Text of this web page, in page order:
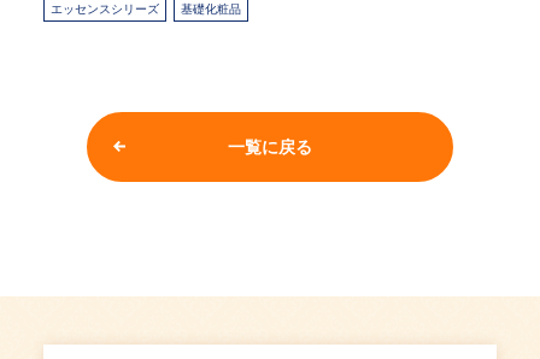
エッセンスシリーズ 基礎化粧品
一覧に戻る